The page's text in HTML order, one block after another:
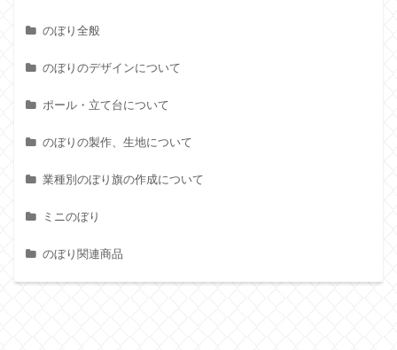
のぼり全般
のぼりのデザインについて
ポール・立て台について
のぼりの製作、生地について
業種別のぼり旗の作成について
ミニのぼり
のぼり関連商品